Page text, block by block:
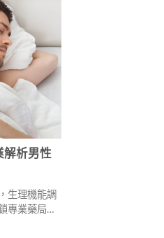
解析男性
生理機能調
專業藥局，